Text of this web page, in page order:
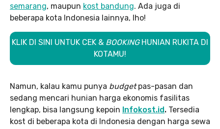
semarang, maupun kost bandung. Ada juga di
beberapa kota Indonesia lainnya, lho!
KLIK DI SINI UNTUK CEK & BOOKING HUNIAN RUKITA DI
KOTAMU!
Namun, kalau kamu punya budgetpas-pasan dan
sedang mencari hunian harga ekonomis fasilitas
lengkap, bisa langsung kepoin Infokost.id . Tersedia
kost di beberapa kota di Indonesia dengan harga sewa